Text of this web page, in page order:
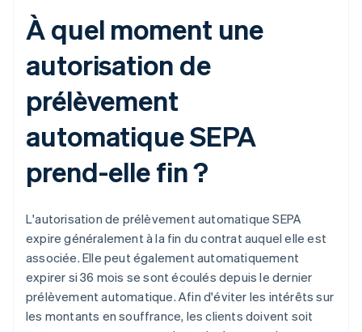
À quel moment une
autorisation de
prélèvement
automatique SEPA
prend-elle fin ?
L'autorisation de prélèvement automatique SEPA
expire généralement à la fin du contrat auquel elle est
associée. Elle peut également automatiquement
expirer si 36 mois se sont écoulés depuis le dernier
prélèvement automatique. Afin d'éviter les intérêts sur
les montants en souffrance, les clients doivent soit